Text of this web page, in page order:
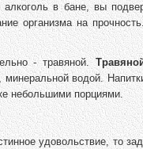
в бане, вы
организма на
- травяной.
водой.
небольшими порциями.
удовольствие, то